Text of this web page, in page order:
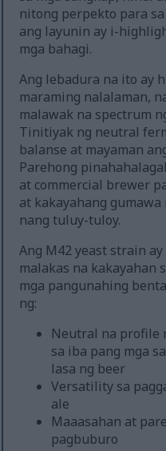
nitong perpekto para
ang layunin ay i-
mga bahagi.
Ang lebadura na ito ay
maraming nalalaman,
malawak na spectrum
Tinitiyak ng neutral
balanse at mayaman
Parehong
at commercial brewer
at kakayahang
nang tuluy-tuloy.
Ang M42 yeast strain
malakas na kakayahan
mga pangunahing
ng:
Neutral na profile
sa iba pang mga
lasa ng beer
Versatility sa
ale
Maaasahan at
pagbuburo